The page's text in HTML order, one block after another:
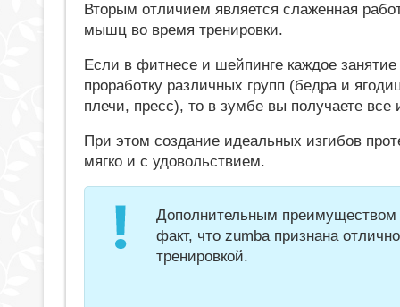
Вторым отличием является слаженная
мышц во время тренировки.
Если в фитнесе и шейпинге каждое занятие
проработку различных групп (бедра и
плечи, пресс), то в зумбе вы получаете все
При этом создание идеальных изгибов
мягко и с удовольствием.
Дополнительным преимуществом
факт, что zumba признана
тренировкой.